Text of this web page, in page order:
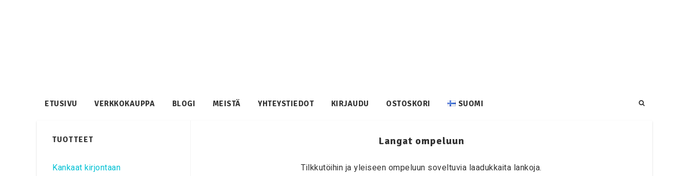
ETUSIVU VERKKOKAUPPA BLOGI MEISTÄ YHTEYSTIEDOT KIRJAUDU OSTOSKORI SUOMI
Langat ompeluun
Tilkkutöihin ja yleiseen ompeluun soveltuvia laadukkaita lankoja.
TUOTTEET
Kankaat kirjontaan